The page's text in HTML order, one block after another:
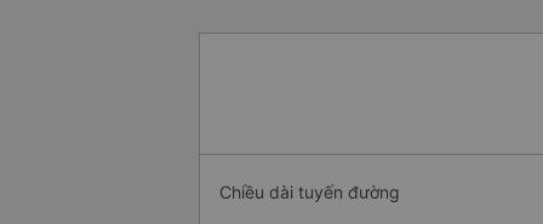
Chiều dài tuyến đường